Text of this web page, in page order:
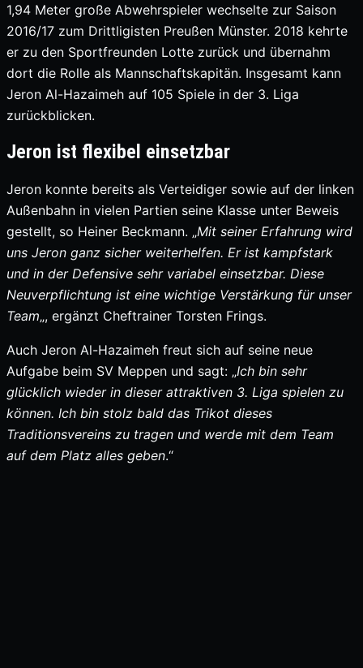
1,94 Meter große Abwehrspieler wechselte zur Saison
2016/17 zum Drittligisten Preußen Münster. 2018 kehrte
er zu den Sportfreunden Lotte zurück und übernahm
dort die Rolle als Mannschaftskapitän. Insgesamt kann
Jeron Al-Hazaimeh auf 105 Spiele in der 3. Liga
zurückblicken.
Jeron ist flexibel einsetzbar
Jeron konnte bereits als Verteidiger sowie auf der linken
Außenbahn in vielen Partien seine Klasse unter Beweis
gestellt, so Heiner Beckmann. „Mit seiner Erfahrung wird
uns Jeron ganz sicher weiterhelfen. Er ist kampfstark
und in der Defensive sehr variabel einsetzbar. Diese
Neuverpflichtung ist eine wichtige Verstärkung für unser
Team„, ergänzt Cheftrainer Torsten Frings.
Auch Jeron Al-Hazaimeh freut sich auf seine neue
Aufgabe beim SV Meppen und sagt: „Ich bin sehr
glücklich wieder in dieser attraktiven 3. Liga spielen zu
können. Ich bin stolz bald das Trikot dieses
Traditionsvereins zu tragen und werde mit dem Team
auf dem Platz alles geben.“